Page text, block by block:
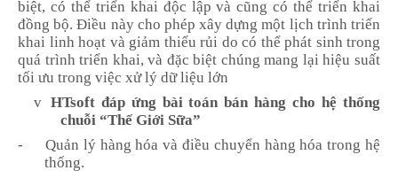
biệt, có thể triển khai độc lập và cũng có thể triển khai
đồng bộ. Điều này cho phép xây dựng một lịch trình triển
khai linh hoạt và giảm thiểu rủi do có thể phát sinh trong
quá trình triển khai, và đặc biệt chúng mang lại hiệu suất
tối ưu trong việc xử lý dữ liệu lớn
v HTsoft đáp ứng bài toán bán hàng cho hệ thống
chuỗi “Thế Giới Sữa”
-
Quản lý hàng hóa và điều chuyển hàng hóa trong hệ
thống.